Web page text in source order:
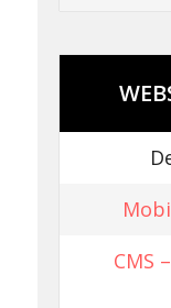
CMS